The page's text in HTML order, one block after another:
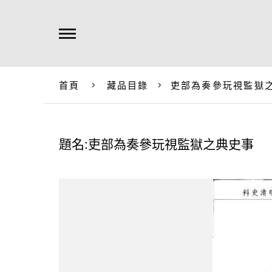
首頁 藏品目錄 吏部為奏參玩視監獄
題名:吏部為奏參玩視監獄之典史事